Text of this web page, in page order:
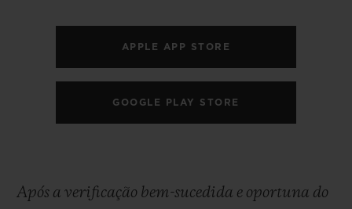
APPLE APP STORE
GOOGLE PLAY STORE
Após a verificação bem-sucedida e oportuna do